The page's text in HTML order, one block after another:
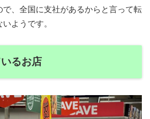
で、全国に支社があるからと言って転
ようです。
るお店